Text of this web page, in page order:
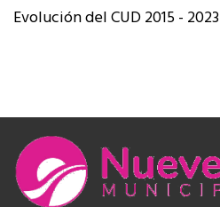
Evolución del CUD 2015 - 2023